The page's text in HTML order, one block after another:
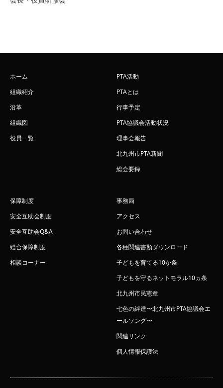
ホーム
組織紹介
沿革
組織図
役員一覧
PTA活動
PTAとは
行事予定
PTA協議会活動状況
理事会報告
北九州市PTA新聞
総会要録
保障制度
安全互助会制度
安全互助会Q&A
総合保障制度
相談コーナー
事務局
アクセス
お問い合わせ
各種関連書類ダウンロード
子どもを育てる10か条
子どもを守るネットモラル10ヵ条
北九州市民憲章
七色の絆達〜北九州市PTA協議会エ
ールソング〜
関連リンク
個人情報保護法